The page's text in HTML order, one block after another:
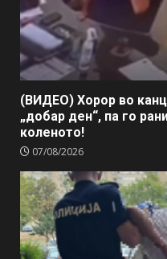
(ВИДЕО) Хорор во
„добар ден“, па го
коленото!
07/08/2026